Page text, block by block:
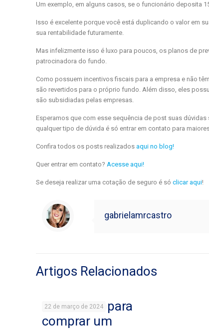
Um exemplo, em alguns casos, se o funcionário deposita
Isso é excelente porque você está duplicando o valor em
sua rentabilidade futuramente.
Mas infelizmente isso é luxo para poucos, os planos de
patrocinadora do fundo.
Como possuem incentivos fiscais para a empresa e não
são revertidos para o próprio fundo. Além disso, eles
são subsidiadas pelas empresas.
Esperamos que com esse sequência de post suas
qualquer tipo de dúvida é só entrar em contato para
Confira todos os posts realizados aqui no blog!
Quer entrar em contato? Acesse aqui!
Se deseja realizar uma cotação de seguro é só clicar aqui!
gabrielamrcastro
Artigos Relacionados
22 de março de 2024
9 cuidados para
comprar um